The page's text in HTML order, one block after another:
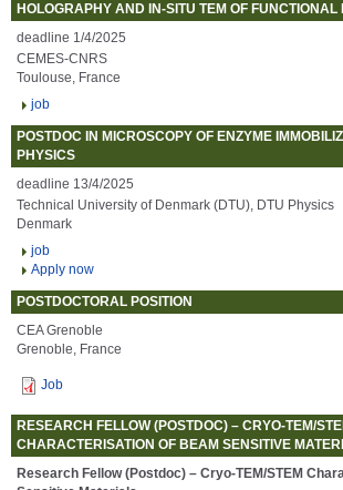
HOLOGRAPHY AND IN-SITU TEM OF FUNCTIONAL
deadline 1/4/2025
CEMES-CNRS
Toulouse, France
job
POSTDOC IN MICROSCOPY OF ENZYME
PHYSICS
deadline 13/4/2025
Technical University of Denmark (DTU), DTU Physics
Denmark
job
Apply now
POSTDOCTORAL POSITION
CEA Grenoble
Grenoble, France
Job
RESEARCH FELLOW (POSTDOC) – CRYO-TEM/
CHARACTERISATION OF BEAM SENSITIVE
Research Fellow (Postdoc) – Cryo-TEM/STEM